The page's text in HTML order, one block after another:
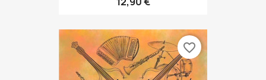
favorite_border